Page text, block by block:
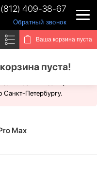
409-38-67
Обратный звонок
Ваша корзина пуста
пуста!
Для Вас доступен
Санкт-Петербургу.
Max